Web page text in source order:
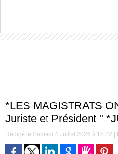
*LES MAGISTRATS
Juriste et Président "
Rédigé le Samedi 4 Juillet 2026 à 15:22 |